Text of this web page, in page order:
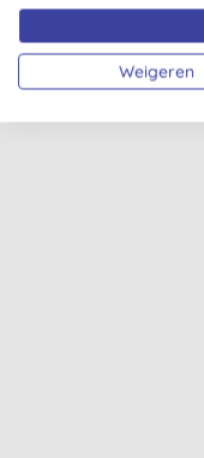
Weigeren